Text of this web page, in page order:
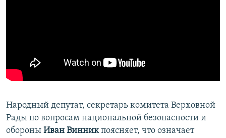
Народный депутат, секретарь комитета Верховной
Рады по вопросам национальной безопасности и
обороны Иван Винникпоясняет, что означает